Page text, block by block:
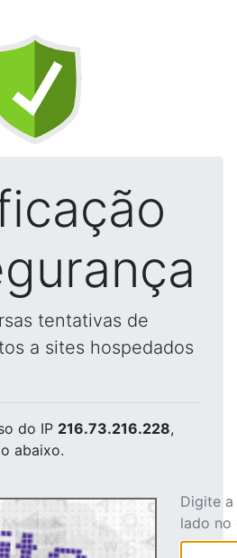
tentativas de
a sites hospedados
do IP 216.73.216.228,
abaixo.
Digite
lado no